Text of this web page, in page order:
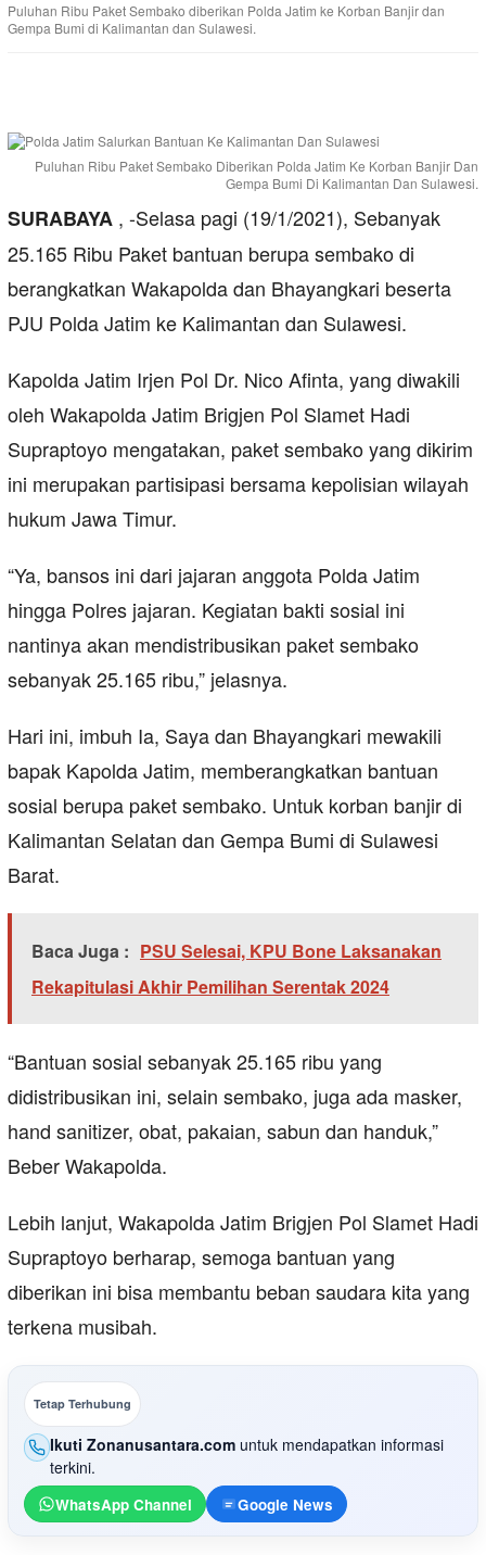
Puluhan Ribu Paket Sembako diberikan Polda Jatim ke Korban Banjir dan
Gempa Bumi di Kalimantan dan Sulawesi.
Puluhan Ribu Paket Sembako Diberikan Polda Jatim Ke Korban Banjir Dan
Gempa Bumi Di Kalimantan Dan Sulawesi.
SURABAYA , -Selasa pagi (19/1/2021), Sebanyak
25.165 Ribu Paket bantuan berupa sembako di
berangkatkan Wakapolda dan Bhayangkari beserta
PJU Polda Jatim ke Kalimantan dan Sulawesi.
Kapolda Jatim Irjen Pol Dr. Nico Afinta, yang diwakili
oleh Wakapolda Jatim Brigjen Pol Slamet Hadi
Supraptoyo mengatakan, paket sembako yang dikirim
ini merupakan partisipasi bersama kepolisian wilayah
hukum Jawa Timur.
“Ya, bansos ini dari jajaran anggota Polda Jatim
hingga Polres jajaran. Kegiatan bakti sosial ini
nantinya akan mendistribusikan paket sembako
sebanyak 25.165 ribu,” jelasnya.
Hari ini, imbuh Ia, Saya dan Bhayangkari mewakili
bapak Kapolda Jatim, memberangkatkan bantuan
sosial berupa paket sembako. Untuk korban banjir di
Kalimantan Selatan dan Gempa Bumi di Sulawesi
Barat.
Baca Juga : PSU Selesai, KPU Bone Laksanakan
Rekapitulasi Akhir Pemilihan Serentak 2024
“Bantuan sosial sebanyak 25.165 ribu yang
didistribusikan ini, selain sembako, juga ada masker,
hand sanitizer, obat, pakaian, sabun dan handuk,”
Beber Wakapolda.
Lebih lanjut, Wakapolda Jatim Brigjen Pol Slamet Hadi
Supraptoyo berharap, semoga bantuan yang
diberikan ini bisa membantu beban saudara kita yang
terkena musibah.
Tetap Terhubung
Ikuti Zonanusantara.com untuk mendapatkan informasi
terkini.
WhatsApp Channel Google News